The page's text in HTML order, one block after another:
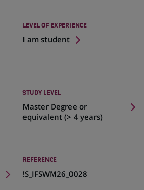
LEVEL OF EXPERIENCE
I am student
STUDY LEVEL
Master Degree or
equivalent (> 4 years)
REFERENCE
!S_IFSWM26_0028